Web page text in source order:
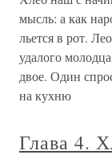
мысль: а как
льется в рот.
удалого
двое. Один
на кухню
Глава 4.